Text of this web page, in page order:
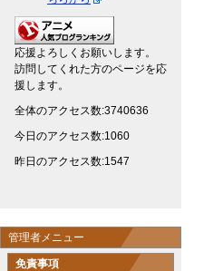
応援よろしくお願いします。
訪問してくれた方のページを応
援します。
全体のアクセス数:3740636
今日のアクセス数:1060
昨日のアクセス数:1547
管理者メニュー
免責事項